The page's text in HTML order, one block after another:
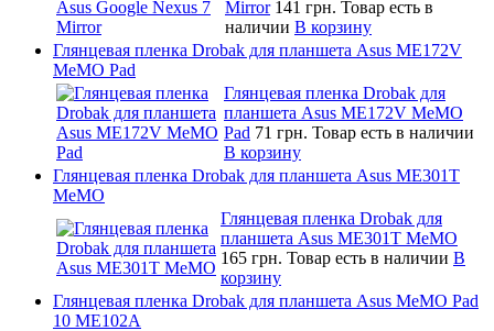
Mirror 141 грн. Товар есть в
наличии В корзину
Глянцевая пленка Drobak для планшета Asus ME172V
MeMO Pad
Глянцевая пленка Drobak для
планшета Asus ME172V MeMO
Pad 71 грн. Товар есть в наличии
В корзину
Глянцевая пленка Drobak для планшета Asus ME301T
MeMO
Глянцевая пленка Drobak для
планшета Asus ME301T MeMO
165 грн. Товар есть в наличии В
корзину
Глянцевая пленка Drobak для планшета Asus MeMO Pad
10 ME102A